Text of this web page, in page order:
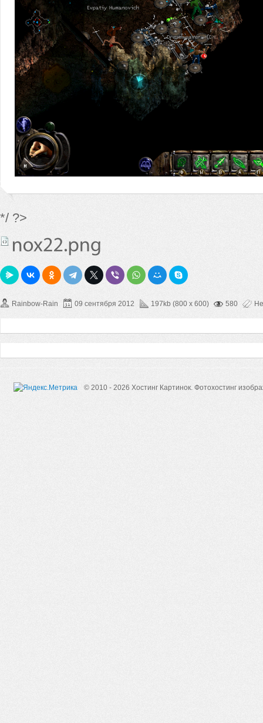
*/ ?>
Rainbow-Rain 09 сентября 2012 197kb (800 x 600) 580
© 2010 - 2026 Хостинг Картинок. Фотохостинг